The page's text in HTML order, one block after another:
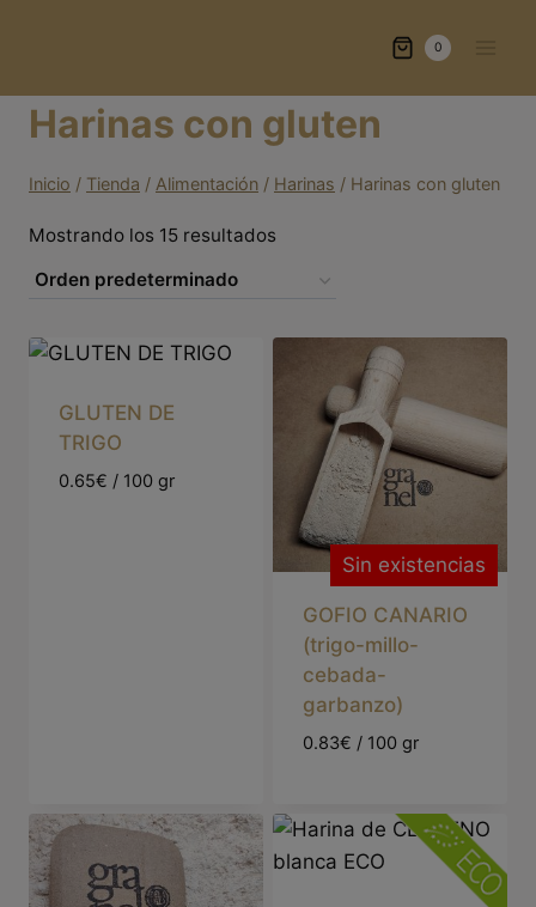
0
Harinas con gluten
Inicio / Tienda / Alimentación / Harinas / Harinas con gluten
Mostrando los 15 resultados
GLUTEN DE
TRIGO
0.65€ / 100 gr
GOFIO CANARIO
(trigo-millo-
cebada-
garbanzo)
0.83€ / 100 gr
Sin existencias